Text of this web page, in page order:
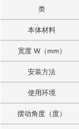
类
本体材料
宽度 W（mm）
安装方法
使用环境
摆动角度（度）